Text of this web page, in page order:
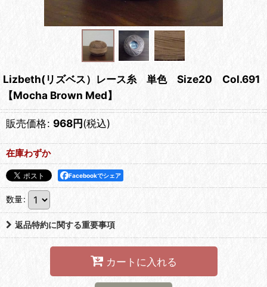
Lizbeth(リズベス）レース糸 単色 Size20 Col.691
【Mocha Brown Med】
販売価格: 968円(税込)
在庫わずか
Facebookでシェア
数量:
返品特約に関する重要事項
カートに入れる